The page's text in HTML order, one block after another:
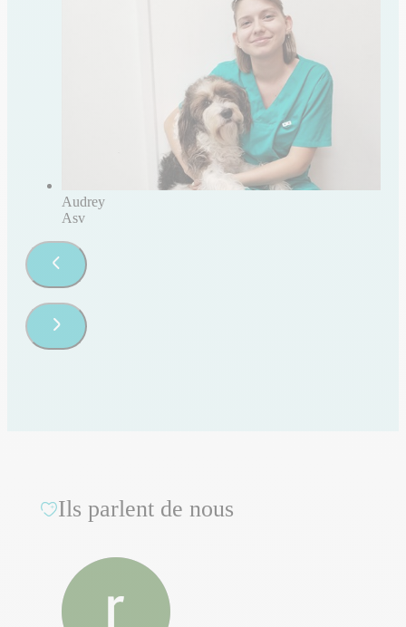
Audrey
Asv
Ils parlent de nous